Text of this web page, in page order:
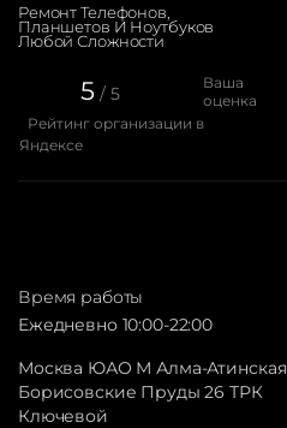
Ремонт Телефонов,
Планшетов И Ноутбуков
Любой Сложности
5 / 5
Ваша
оценка
Рейтинг организации в
Яндексе
Время работы
Ежедневно 10:00-22:00
Москва ЮАО М Алма-Атинская
Борисовские Пруды 26 ТРК
Ключевой